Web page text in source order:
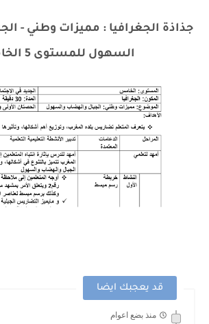
جذاذة الجغرافيا : مميزات وطني -
السهول للمستوى 5 الخامس
قد يعجبك ايضا
منذ بضع اعوام